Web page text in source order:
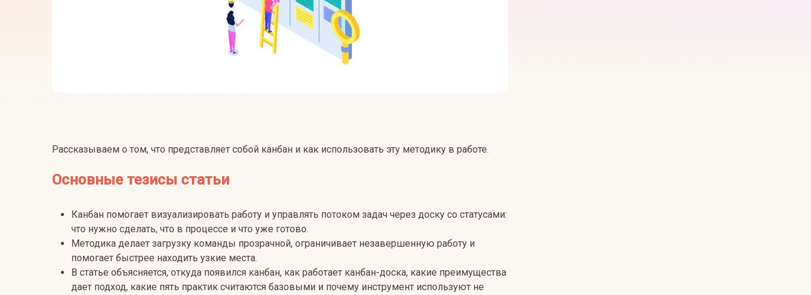
Рассказываем о том, что представляет собой канбан и как использовать эту методику в работе.
Основные тезисы статьи
Канбан помогает визуализировать работу и управлять потоком задач через доску со статусами:
что нужно сделать, что в процессе и что уже готово.
Методика делает загрузку команды прозрачной, ограничивает незавершенную работу и
помогает быстрее находить узкие места.
В статье объясняется, откуда появился канбан, как работает канбан-доска, какие преимущества
дает подход, какие пять практик считаются базовыми и почему инструмент используют не